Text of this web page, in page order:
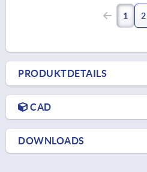
1 2
PRODUKTDETAILS
CAD
DOWNLOADS